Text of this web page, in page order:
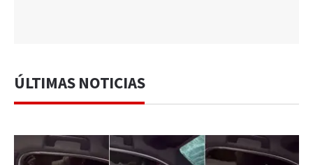
ÚLTIMAS NOTICIAS